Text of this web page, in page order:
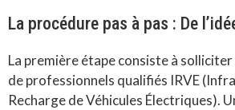
La procédure pas à pas : De
La première étape consiste à
de professionnels qualifiés IRVE
Recharge de Véhicules Électriques).